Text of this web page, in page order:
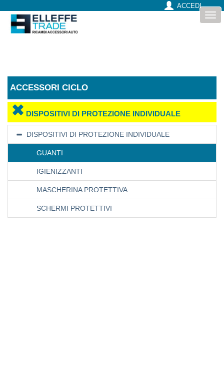
ACCEDI
ACCESSORI CICLO
DISPOSITIVI DI PROTEZIONE INDIVIDUALE
DISPOSITIVI DI PROTEZIONE INDIVIDUALE
GUANTI
IGIENIZZANTI
MASCHERINA PROTETTIVA
SCHERMI PROTETTIVI